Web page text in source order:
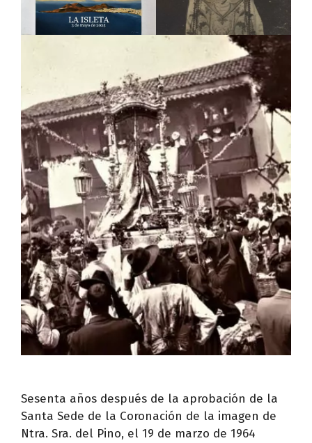
Sesenta años después de la aprobación de la
Santa Sede de la Coronación de la imagen de
Ntra. Sra. del Pino, el 19 de marzo de 1964